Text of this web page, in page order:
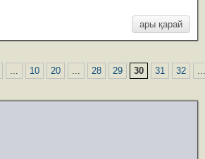
at
p
p
.R c
o
o
er o
a
ss
g
e
п
а
в
ары қарай
... 10 20 ... 28 29 30 31 32
...